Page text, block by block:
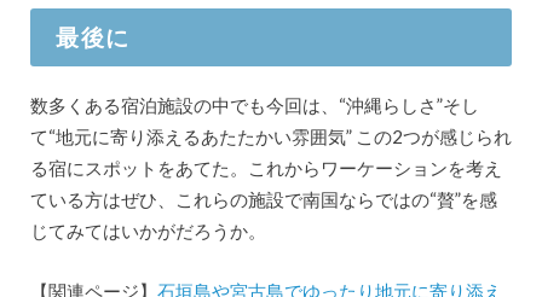
最後に
数多くある宿泊施設の中でも今回は、“沖縄らしさ”そし
て“地元に寄り添えるあたたかい雰囲気” この2つが感じられ
る宿にスポットをあてた。これからワーケーションを考え
ている方はぜひ、これらの施設で南国ならではの“贅”を感
じてみてはいかがだろうか。
【関連ページ】 石垣島や宮古島でゆったり地元に寄り添え